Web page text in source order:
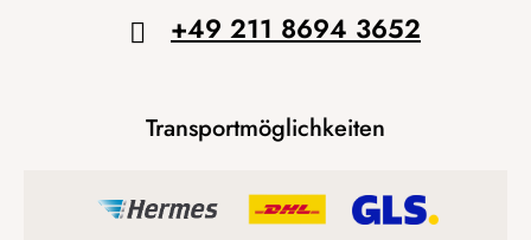
+49 211 8694 3652
Transportmöglichkeiten